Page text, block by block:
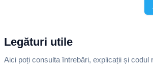
Legături utile
Aici poți consulta întrebări, explicații și codul